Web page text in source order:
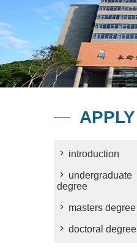
APPLY
introduction
undergraduate
degree
masters degree
doctoral degree